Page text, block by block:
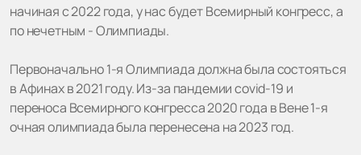
начиная с 2022 года, у нас будет Всемирный конгресс, а
по нечетным - Олимпиады.
Первоначально 1-я Олимпиада должна была состояться
в Афинах в 2021 году. Из-за пандемии covid-19 и
переноса Всемирного конгресса 2020 года в Вене 1-я
очная олимпиада была перенесена на 2023 год.